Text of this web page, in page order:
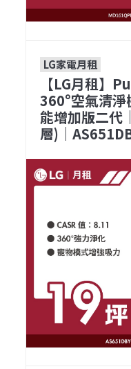
LG家電月租
【LG月租】
360°空氣清淨
能增加版二代
層)｜